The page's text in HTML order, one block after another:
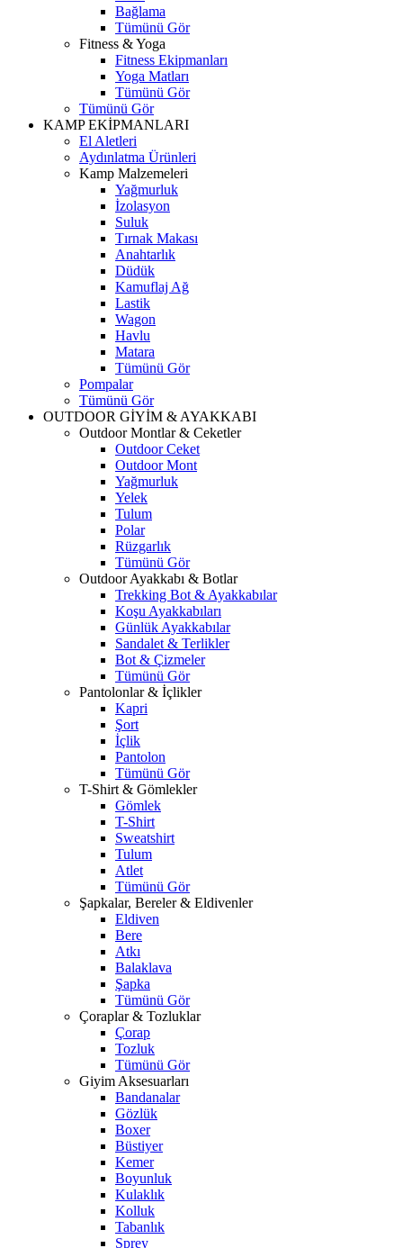
Bağlama
Tümünü Gör
Fitness & Yoga
Fitness Ekipmanları
Yoga Matları
Tümünü Gör
Tümünü Gör
KAMP EKİPMANLARI
El Aletleri
Aydınlatma Ürünleri
Kamp Malzemeleri
Yağmurluk
İzolasyon
Suluk
Tırnak Makası
Anahtarlık
Düdük
Kamuflaj Ağ
Lastik
Wagon
Havlu
Matara
Tümünü Gör
Pompalar
Tümünü Gör
OUTDOOR GİYİM & AYAKKABI
Outdoor Montlar & Ceketler
Outdoor Ceket
Outdoor Mont
Yağmurluk
Yelek
Tulum
Polar
Rüzgarlık
Tümünü Gör
Outdoor Ayakkabı & Botlar
Trekking Bot & Ayakkabılar
Koşu Ayakkabıları
Günlük Ayakkabılar
Sandalet & Terlikler
Bot & Çizmeler
Tümünü Gör
Pantolonlar & İçlikler
Kapri
Şort
İçlik
Pantolon
Tümünü Gör
T-Shirt & Gömlekler
Gömlek
T-Shirt
Sweatshirt
Tulum
Atlet
Tümünü Gör
Şapkalar, Bereler & Eldivenler
Eldiven
Bere
Atkı
Balaklava
Şapka
Tümünü Gör
Çoraplar & Tozluklar
Çorap
Tozluk
Tümünü Gör
Giyim Aksesuarları
Bandanalar
Gözlük
Boxer
Büstiyer
Kemer
Boyunluk
Kulaklık
Kolluk
Tabanlık
Sprey